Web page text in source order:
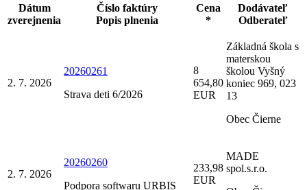
Dátum
zverejnenia
Číslo faktúry
Popis plnenia
Cena
*
Dodávateľ
Odberateľ
2. 7. 2026
20260261
Strava deti 6/2026
8
654,80
EUR
Základná škola s
materskou
školou Vyšný
koniec 969, 023
13
Obec Čierne
2. 7. 2026
20260260
Podpora softwaru URBIS
233,98
EUR
MADE
spol.s.r.o.